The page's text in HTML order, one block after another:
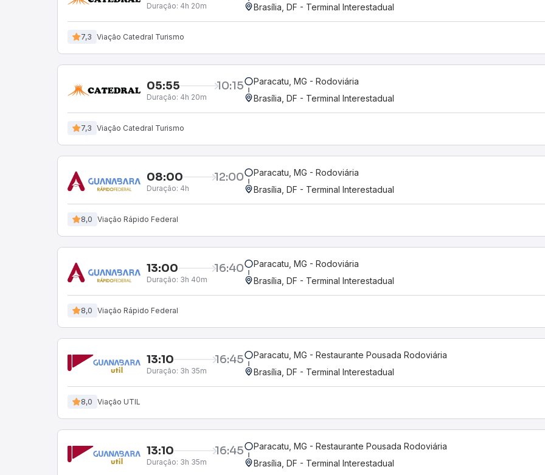
Duração: 4h 20m
Brasília, DF - Terminal Interestadual
7,3 Viação Catedral Turismo
05:55 10:15
Duração: 4h 20m
Paracatu, MG - Rodoviária
Brasília, DF - Terminal Interestadual
7,3 Viação Catedral Turismo
08:00 12:00
Duração: 4h
Paracatu, MG - Rodoviária
Brasília, DF - Terminal Interestadual
8,0 Viação Rápido Federal
13:00 16:40
Duração: 3h 40m
Paracatu, MG - Rodoviária
Brasília, DF - Terminal Interestadual
8,0 Viação Rápido Federal
13:10 16:45
Duração: 3h 35m
Paracatu, MG - Restaurante Pousada Rodoviária
Brasília, DF - Terminal Interestadual
8,0 Viação UTIL
13:10 16:45
Duração: 3h 35m
Paracatu, MG - Restaurante Pousada Rodoviária
Brasília, DF - Terminal Interestadual